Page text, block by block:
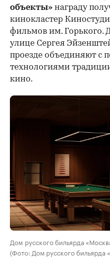
объекты» награду
кинокластер
фильмов им. Горького.
улице Сергея
проезде объединяют с
технологиями
кино.
Дом русского бильярда
(Фото: Дом русского бильярда